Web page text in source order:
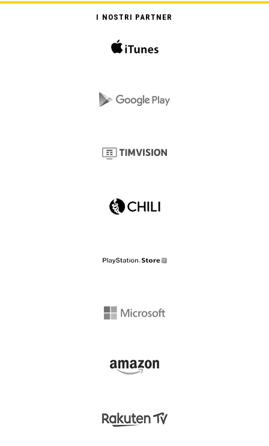
I NOSTRI PARTNER